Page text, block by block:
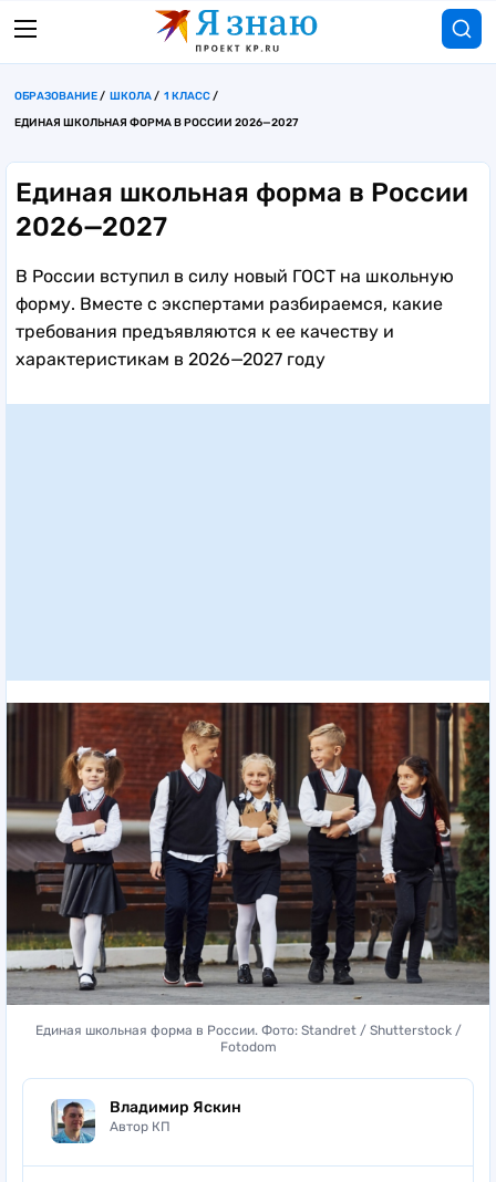
ОБРАЗОВАНИЕ ШКОЛА
1 КЛАСС
ЕДИНАЯ ШКОЛЬНАЯ ФОРМА В РОССИИ 2026—2027
Единая школьная форма в России
2026—2027
В России вступил в силу новый ГОСТ на школьную
форму. Вместе с экспертами разбираемся, какие
требования предъявляются к ее качеству и
характеристикам в 2026—2027 году
Единая школьная форма в России. Фото: Standret / Shutterstock /
Fotodom
Владимир Яскин
Автор КП